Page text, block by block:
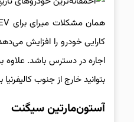
بتوانید خارج از جنوب کالیفرنیا
آستون‌مارتین سیگنت